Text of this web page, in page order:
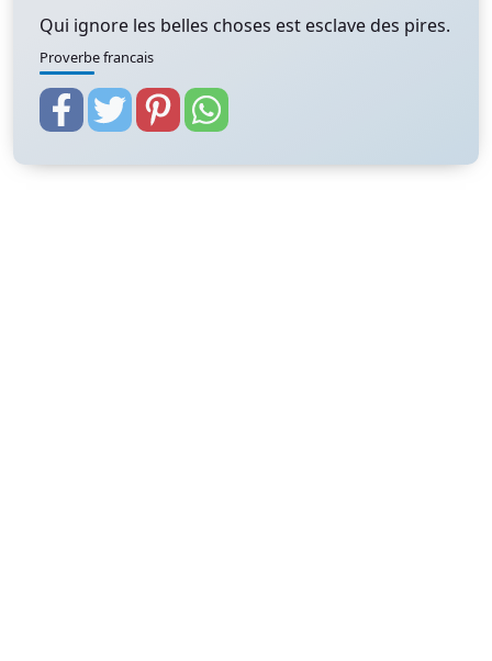
Qui ignore les belles choses est esclave des pires.
Proverbe francais